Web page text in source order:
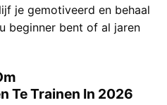
je gemotiveerd en behaal
beginner bent of al jaren
Te Trainen In 2026